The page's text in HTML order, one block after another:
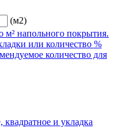
(м2)
м² напольного покрытия.
или количество %
количество для
и укладка